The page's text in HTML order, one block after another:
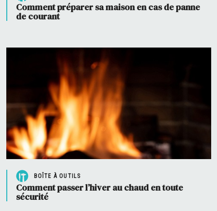
Comment préparer sa maison en cas de panne
de courant
BOÎTE À OUTILS
Comment passer l’hiver au chaud en toute
sécurité